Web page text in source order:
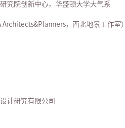
究院创新中心，华盛顿大学大气系
Architects&Planners，西北地景工作室）
计研究有限公司